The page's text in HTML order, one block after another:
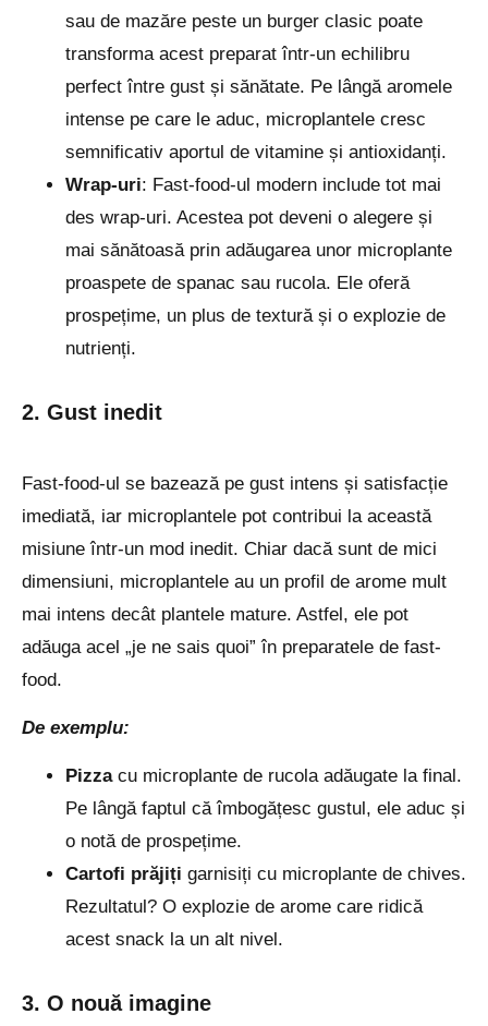
sau de mazăre peste un burger clasic poate
transforma acest preparat într-un echilibru
perfect între gust și sănătate. Pe lângă aromele
intense pe care le aduc, microplantele cresc
semnificativ aportul de vitamine și antioxidanți.
Wrap-uri: Fast-food-ul modern include tot mai
des wrap-uri. Acestea pot deveni o alegere și
mai sănătoasă prin adăugarea unor microplante
proaspete de spanac sau rucola. Ele oferă
prospețime, un plus de textură și o explozie de
nutrienți.
2. Gust inedit
Fast-food-ul se bazează pe gust intens și satisfacție
imediată, iar microplantele pot contribui la această
misiune într-un mod inedit. Chiar dacă sunt de mici
dimensiuni, microplantele au un profil de arome mult
mai intens decât plantele mature. Astfel, ele pot
adăuga acel „je ne sais quoi” în preparatele de fast-
food.
De exemplu:
Pizzacu microplante de rucola adăugate la final.
Pe lângă faptul că îmbogățesc gustul, ele aduc și
o notă de prospețime.
Cartofi prăjiți garnisiți cu microplante de chives.
Rezultatul? O explozie de arome care ridică
acest snack la un alt nivel.
3. O nouă imagine